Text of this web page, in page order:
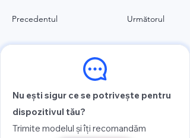
Precedentul Următorul
Nu ești sigur ce se potrivește pentru
dispozitivul tău?
Trimite modelul și îți recomandăm